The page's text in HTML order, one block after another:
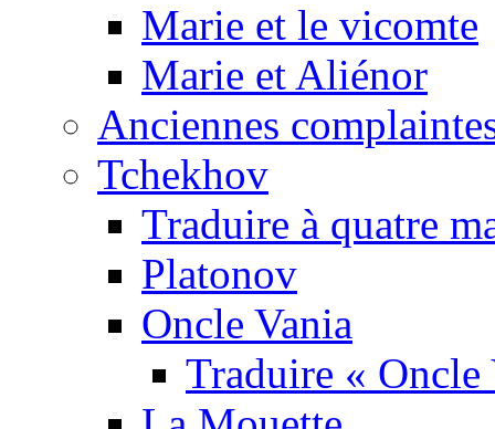
Marie et le vicomte
Marie et Aliénor
Anciennes
Tchekhov
Traduire à quatre
Platonov
Oncle Vania
Traduire « Oncle